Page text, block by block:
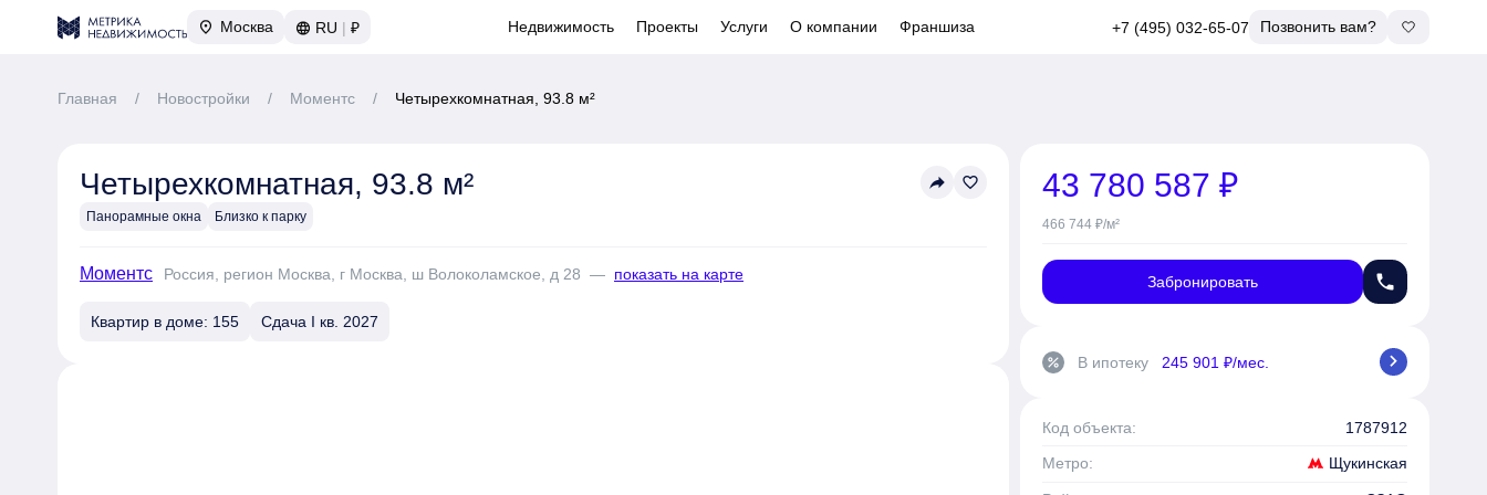
Москва RU | ₽ Недвижимость Проекты Услуги О компании Франшиза +7 (495) 032-65-07 Позвонить вам?
Главная / Новостройки / Моментс / Четырехкомнатная, 93.8 м²
Четырехкомнатная, 93.8 м²
Панорамные окна Близко к парку
reply favorite_border
Моментс Россия, регион Москва, г Москва, ш Волоколамское, д 28 — показать на карте
Квартир в доме: 155 Сдача I кв. 2027
43 780 587 ₽
466 744 ₽/м²
Забронировать phone
percent В ипотеку 245 901 ₽/мес. chevron_right
Код объекта: 1787912
Метро: Щукинская